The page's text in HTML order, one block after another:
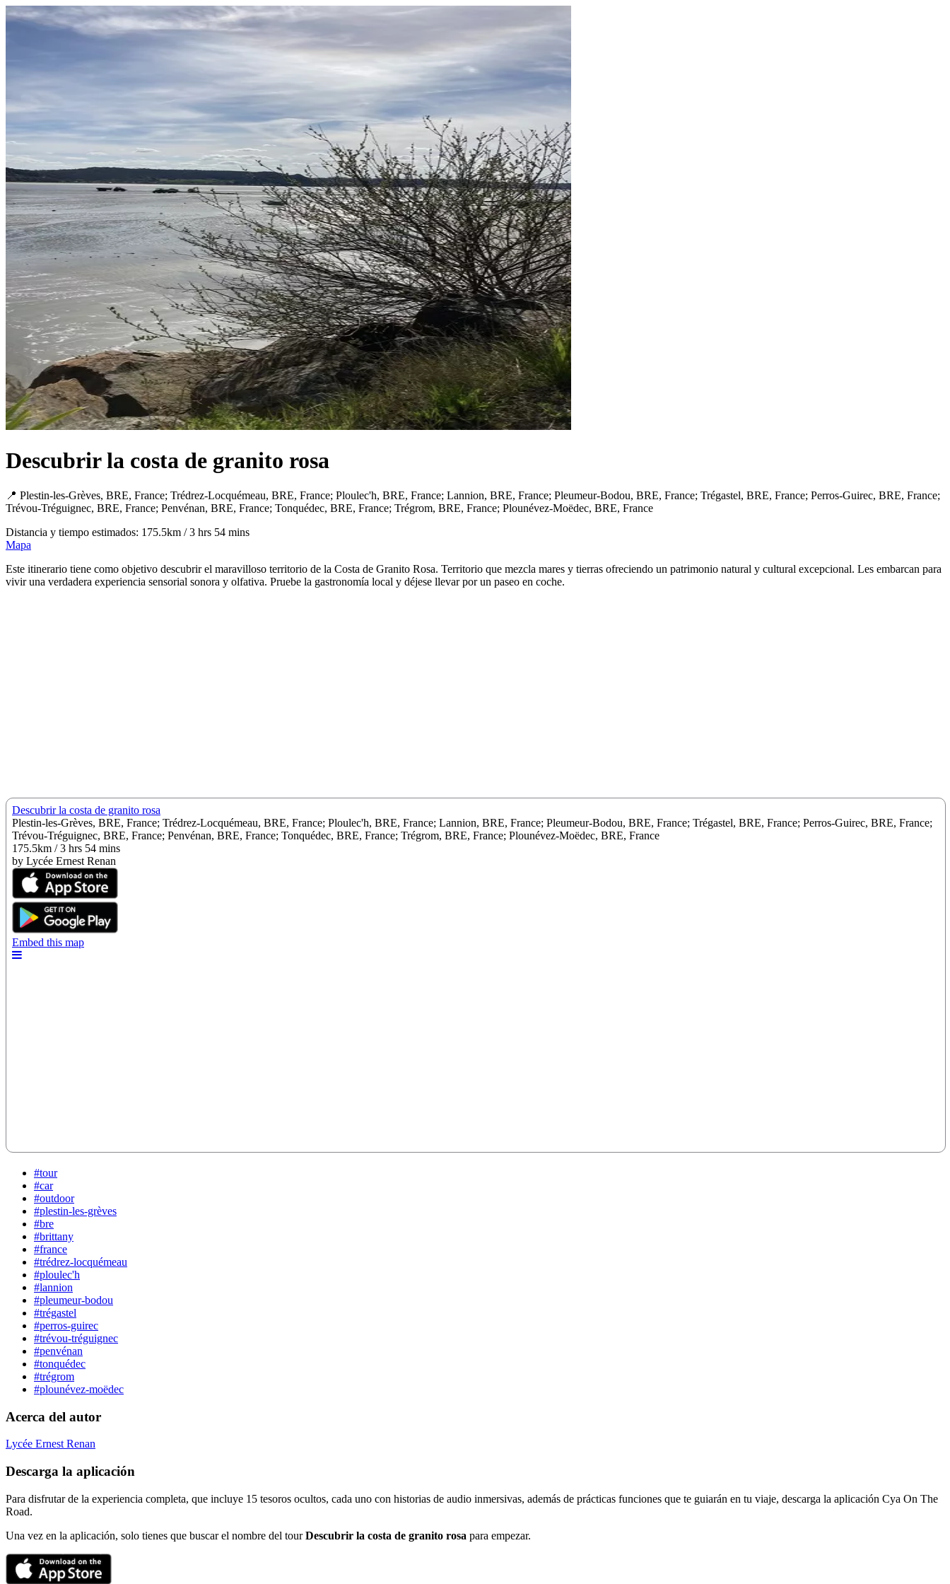
Descubrir la costa de granito rosa
📍 Plestin-les-Grèves, BRE, France; Trédrez-Locquémeau, BRE, France; Ploulec'h, BRE, France; Lannion, BRE, France; Pleumeur-Bodou, BRE, France; Trégastel, BRE, France; Perros-Guirec, BRE, France;
Trévou-Tréguignec, BRE, France; Penvénan, BRE, France; Tonquédec, BRE, France; Trégrom, BRE, France; Plounévez-Moëdec, BRE, France
Distancia y tiempo estimados: 175.5km / 3 hrs 54 mins
Mapa
Este itinerario tiene como objetivo descubrir el maravilloso territorio de la Costa de Granito Rosa. Territorio que mezcla mares y tierras ofreciendo un patrimonio natural y cultural excepcional. Les embarcan para
vivir una verdadera experiencia sensorial sonora y olfativa. Pruebe la gastronomía local y déjese llevar por un paseo en coche.
#tour
#car
#outdoor
#plestin-les-grèves
#bre
#brittany
#france
#trédrez-locquémeau
#ploulec'h
#lannion
#pleumeur-bodou
#trégastel
#perros-guirec
#trévou-tréguignec
#penvénan
#tonquédec
#trégrom
#plounévez-moëdec
Acerca del autor
Lycée Ernest Renan
Descarga la aplicación
Para disfrutar de la experiencia completa, que incluye 15 tesoros ocultos, cada uno con historias de audio inmersivas, además de prácticas funciones que te guiarán en tu viaje, descarga la aplicación Cya On The
Road.
Una vez en la aplicación, solo tienes que buscar el nombre del tourDescubrir la costa de granito rosa para empezar.